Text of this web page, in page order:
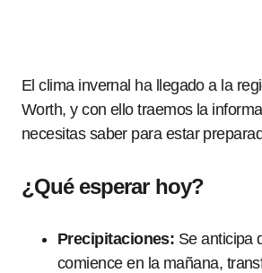
El clima invernal ha llegado a la
Worth, y con ello traemos la
necesitas saber para estar
¿Qué esperar hoy?
Precipitaciones: Se anticipa
comience en la mañana,